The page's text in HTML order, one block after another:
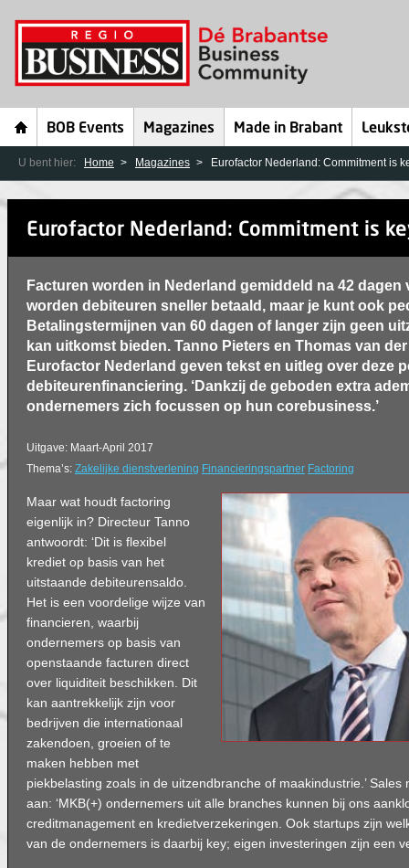
BOB Events Magazines Made in Brabant
U bent hier: Home Magazines Eurofactor Nederland: Commitment is
Eurofactor Nederland: Commitment is
Facturen worden in Nederland gemiddeld na 42 dagen
worden debiteuren sneller betaald, maar je kunt ook
Betalingstermijnen van 60 dagen of langer zijn geen
kan uitkomst bieden. Tanno Pieters en Thomas van
Eurofactor Nederland geven tekst en uitleg over deze
debiteurenfinanciering. ‘Dankzij de geboden extra
ondernemers zich focussen op hun corebusiness.’
Uitgave: Maart-April 2017
Thema’s: Zakelijke dienstverlening Financieringspartner Factoring
Maar wat houdt factoring
eigenlijk in? Directeur Tanno
antwoordt: ‘Dit is flexibel
krediet op basis van het
uitstaande debiteurensaldo.
Het is een voordelige wijze van
financieren, waarbij
ondernemers op basis van
openstaande facturen direct
over liquiditeit beschikken. Dit
kan aantrekkelijk zijn voor
bedrijven die internationaal
zakendoen, groeien of te
maken hebben met
piekbelasting zoals in de uitzendbranche of maakindustrie.’
aan: ‘MKB(+) ondernemers uit alle branches kunnen bij ons
creditmanagement en kredietverzekeringen. Ook startups zijn
van de ondernemers is daarbij key; eigen investeringen zijn een